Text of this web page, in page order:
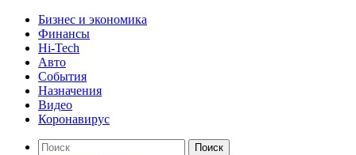
Бизнес и экономика
Финансы
Hi-Tech
Авто
События
Назначения
Видео
Коронавирус
Поиск